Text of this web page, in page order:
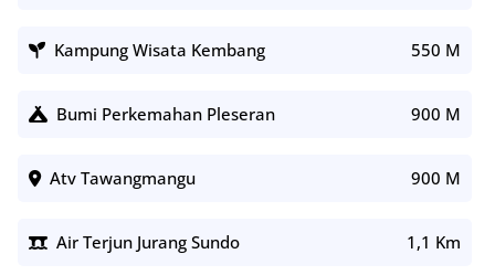
Kampung Wisata Kembang 550 M
Bumi Perkemahan Pleseran 900 M
Atv Tawangmangu 900 M
Air Terjun Jurang Sundo 1,1 Km